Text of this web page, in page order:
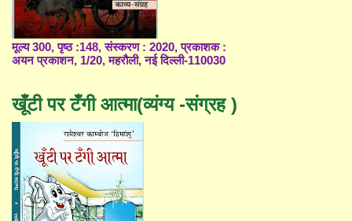
मूल्य 300, पृष्ठ :148, संस्करण : 2020, प्रकाशक :
अयन प्रकाशन, 1/20, महरौली, नई दिल्ली-110030
खूँटी पर टँगी आत्मा(व्यंग्य -संग्रह )